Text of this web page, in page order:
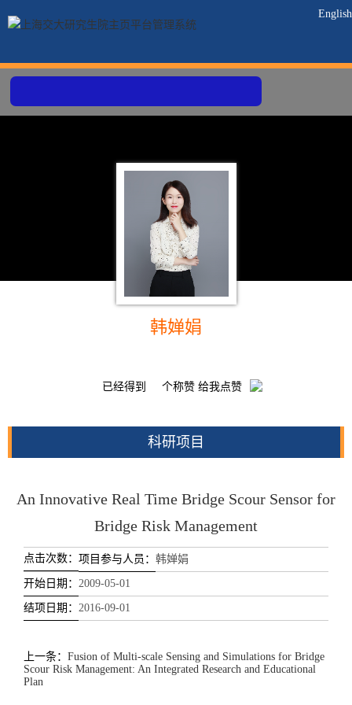
English
韩婵娟
已经得到 个称赞 给我点赞
科研项目
An Innovative Real Time Bridge Scour Sensor for
Bridge Risk Management
点击次数： 项目参与人员： 韩婵娟
开始日期： 2009-05-01
结项日期： 2016-09-01
上一条： Fusion of Multi-scale Sensing and Simulations for Bridge
Scour Risk Management: An Integrated Research and Educational
Plan